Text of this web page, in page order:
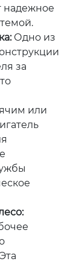
надежное
Одно из
за
или